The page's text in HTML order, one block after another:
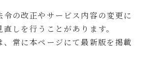
の改正やサービス内容の変更に
しを行うことがあります。
常に本ページにて最新版を掲載